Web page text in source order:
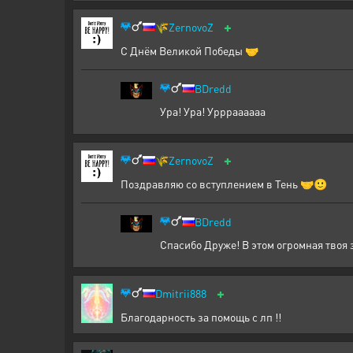
🌾ZernovoZ +
С Днём Великой Победы 🤝
BDredd
Ура! Ура! Уррраааааа
🌾ZernovoZ +
Поздравляю со вступлением в Тень 🤝🙂
BDredd
Спасибо Друже! В этом огромная твоя
Dmitrii888 +
Благодарность за помощь с лп !!